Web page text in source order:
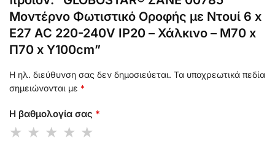
Μοντέρνο Φωτιστικό Οροφής με Ντουί 6 x
E27 AC 220-240V IP20 – Χάλκινο – Μ70 x
Π70 x Υ100cm”
Η ηλ. διεύθυνση σας δεν δημοσιεύεται. Τα υποχρεωτικά πεδία
σημειώνονται με *
Η βαθμολογία σας *